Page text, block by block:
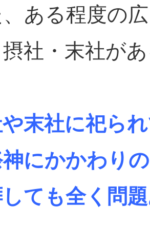
、ある程度の
社・末社が
末社に祀ら
神にかかわり
ても全く問